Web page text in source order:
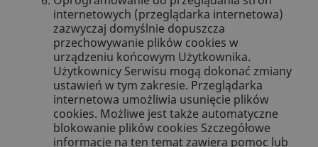
internetowych (przeglądarka internetowa)
zazwyczaj domyślnie dopuszcza
przechowywanie plików cookies w
urządzeniu końcowym Użytkownika.
Użytkownicy Serwisu mogą dokonać zmiany
ustawień w tym zakresie. Przeglądarka
internetowa umożliwia usunięcie plików
cookies. Możliwe jest także automatyczne
blokowanie plików cookies Szczegółowe
informacje na ten temat zawiera pomoc lub